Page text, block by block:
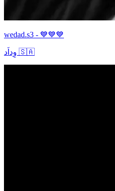
wedad.s3 - 💙💙💙
وِداَد 🇸🇦